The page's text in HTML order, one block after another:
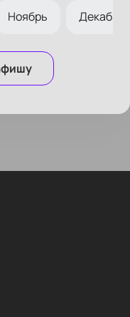
Ноябрь Декабрь